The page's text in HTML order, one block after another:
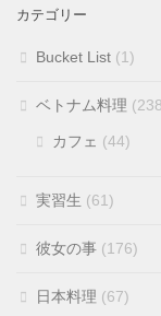
カテゴリー
Bucket List (1)
ベトナム料理
カフェ (44)
実習生 (61)
彼女の事 (176)
日本料理 (67)